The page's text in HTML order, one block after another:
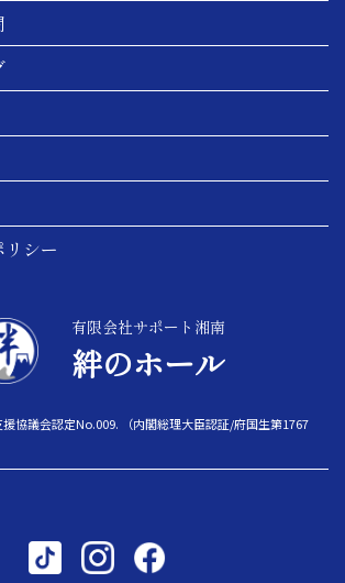
シー
有限会社サポート湘南
絆のホール
協議会認定No.009. （内閣総理大臣認証/府国生第1767